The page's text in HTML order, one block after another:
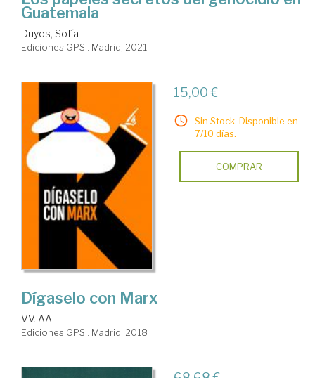
Guatemala
Duyos, Sofía
Ediciones GPS . Madrid, 2021
15,00 €
Sin Stock. Disponible en
7/10 días.
COMPRAR
Dígaselo con Marx
VV. AA.
Ediciones GPS . Madrid, 2018